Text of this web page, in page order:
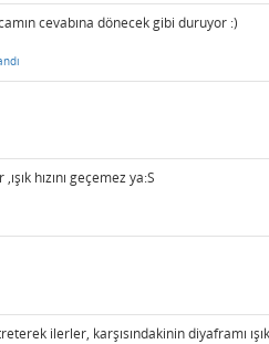
cevabına dönecek gibi duruyor :)
hızını geçemez ya:S
ilerler, karşısındakinin diyaframı ışık